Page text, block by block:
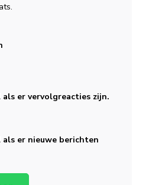
er vervolgreacties zijn.
als er nieuwe berichten